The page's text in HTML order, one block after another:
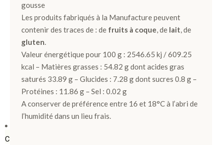
FÊT
E
DES
PÈR
ES >
COFFRETS
gousse
Les produits fabriqués à la Manufacture peuvent
contenir des traces de : de fruits à coque, de lait, de
gluten.
Valeur énergétique pour 100 g : 2546.65 kj / 609.25
kcal – Matières grasses : 54.82 g dont acides gras
saturés 33.89 g – Glucides : 7.28 g dont sucres 0.8 g –
Protéines : 11.86 g – Sel : 0.02 g
A conserver de préférence entre 16 et 18°C à l’abri de
l’humidité dans un lieu frais.